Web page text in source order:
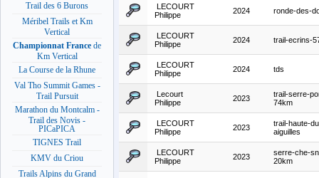
Trail des 6 Burons
Méribel Trails et Km
Vertical
Championnat France de
Km Vertical
La Course de la Rhune
Val Tho Summit Games -
Trail Pursuit
Marathon du Montcalm -
Trail des Novis -
PICaPICA
TIGNES Trail
KMV du Criou
Trails Alpins du Grand
LECOURT
Philippe
2024 ronde-des-
LECOURT
Philippe
2024 trail-ecrins-
LECOURT
Philippe
2024 tds
Lecourt
Philippe
2023
trail-serre-
74km
LECOURT
Philippe
2023
trail-haute-
aiguilles
LECOURT
Philippe
2023
serre-che-
20km